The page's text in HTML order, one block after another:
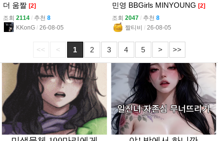
더 움짤 [2]
조회 2114 l 추천 8
KKonG l 26-08-05
민영 BBGirls MINYOUNG [2]
조회 2047 l 추천 8
짤티비 l 26-08-05
<< < 1 2 3 4 5 > >>